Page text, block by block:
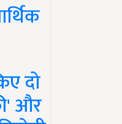
दो
और